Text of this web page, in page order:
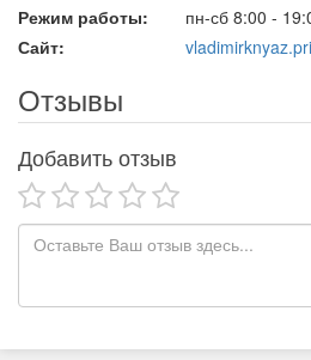
Режим работы:
пн-сб 8:00 -
Сайт:
Отзывы
Добавить отзыв